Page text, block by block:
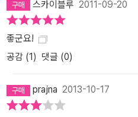
스카이블루 2011-09-20
좋군요!
공감 (1 ) 댓글 (0)
prajna 2013-10-17